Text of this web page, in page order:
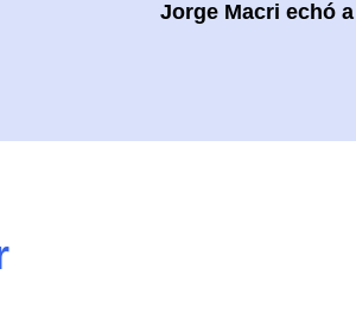
Jorge Macri echó